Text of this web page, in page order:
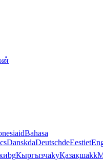
idBahasa
csDanskdaDeutschdeEestiet
bgКыргызчаkyҚазақшаkk